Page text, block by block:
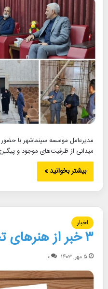
مدیرعامل موسسه سینماشهر با
میدانی از ظرفیت‌های موجود و
بیشتر بخوانید »
اخبار
۳ خبر از هنرهای تجسمی!
۵ مهر, ۱۴۰۳ ۰